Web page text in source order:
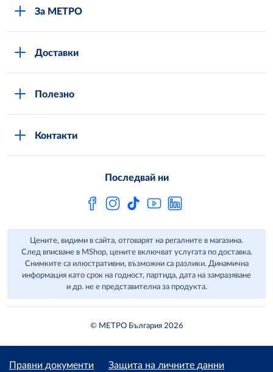
За МЕТРО
METRO AG
Доставки
Полезно
Контакти
Последвай ни
Цените, видими в сайта, отговарят на регалните в магазина.
След вписване в MShop, цените включват услугата по доставка.
Снимките са илюстративни, възможни са разлики. Динамична
информация като срок на годност, партида, дата на замразяване
и др. не е представителна за продукта.
© МЕТРО България 2026
Правни документи Защита на личните данни